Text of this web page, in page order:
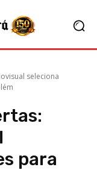
seleciona
para